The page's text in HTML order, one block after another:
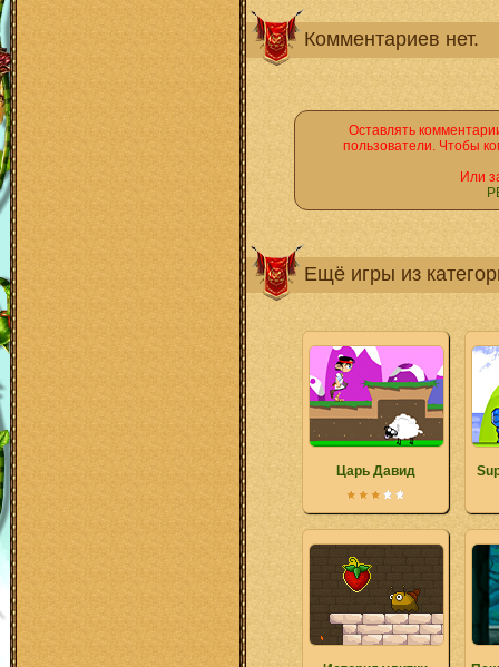
Комментариев нет.
Оставлять
пользователи. Чтобы
Или
Ещё игры из
Царь Давид